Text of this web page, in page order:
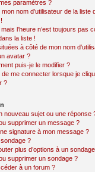
paramètres ?
nom d’utilisateur de la liste
l’heure n’est toujours pas
la liste !
à côté de mon nom
avatar ?
puis-je le modifier ?
de me connecter lorsque je
?
nouveau sujet ou une réponse
supprimer un message ?
signature à mon message ?
?
plus d’options à un
supprimer un sondage ?
à un forum ?